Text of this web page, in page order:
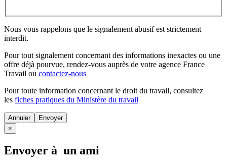
Nous vous rappelons que le signalement abusif est strictement
interdit.
Pour tout signalement concernant des informations inexactes ou une
offre déjà pourvue, rendez-vous auprès de votre agence France
Travail ou contactez-nous
Pour toute information concernant le droit du travail, consultez
les fiches pratiques du Ministère du travail
Annuler
×
Envoyer à un ami